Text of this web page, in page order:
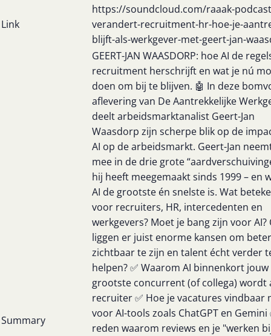
Link
https://soundcloud.com/raaak-
verandert-recruitment-hr-hoe-je-
blijft-als-werkgever-met-geert-jan-
Summary
GEERT-JAN WAASDORP: hoe AI de
recruitment herschrijft en wat je nú
doen om bij te blijven. 🤖 In deze
aflevering van De Aantrekkelijke
deelt arbeidsmarktanalist Geert-Jan
Waasdorp zijn scherpe blik op de
AI op de arbeidsmarkt. Geert-Jan
mee in de drie grote
hij heeft meegemaakt sinds 1999 – en
AI de grootste én snelste is. Wat
voor recruiters, HR, intercedenten en
werkgevers? Moet je bang zijn voor AI?
liggen er juist enorme kansen om beter
zichtbaar te zijn en talent écht verder
helpen? ✅ Waarom AI binnenkort jouw
grootste concurrent (of collega) wordt
recruiter ✅ Hoe je vacatures vindbaar
voor AI-tools zoals ChatGPT en Gemini
reden waarom reviews en je "werken